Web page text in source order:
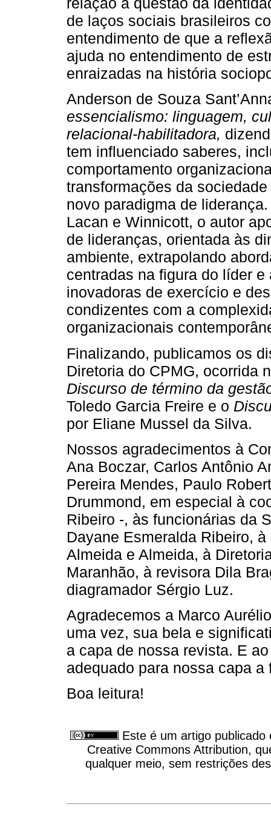
de laços sociais brasileiros
entendimento de que a
ajuda no entendimento de
enraizadas na história
Anderson de Souza
essencialismo: linguagem,
relacional-habilitadora,
tem influenciado saberes,
comportamento
transformações da
novo paradigma de
Lacan e Winnicott, o autor
de lideranças, orientada às
ambiente, extrapolando
centradas na figura do líder
inovadoras de exercício e
condizentes com a
organizacionais
Finalizando, publicamos os
Diretoria do CPMG, ocorrida
Discurso de término da
Toledo Garcia Freire e o
por Eliane Mussel da Silva.
Nossos agradecimentos à
Ana Boczar, Carlos Antônio
Pereira Mendes, Paulo
Drummond, em especial à
Ribeiro -, às funcionárias da
Dayane Esmeralda Ribeiro,
Almeida e Almeida, à
Maranhão, à revisora Dila
diagramador Sérgio Luz.
Agradecemos a Marco
uma vez, sua bela e
a capa de nossa revista. E
adequado para nossa capa
Boa leitura!
Este é um artigo
Creative Commons Attribution,
qualquer meio, sem restrições